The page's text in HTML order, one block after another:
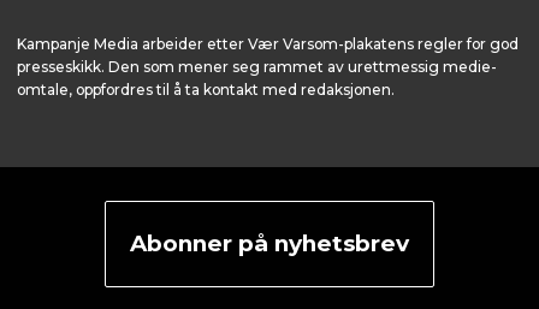
Kampanje Media arbeider etter Vær Varsom-plakatens regler for god
presseskikk. Den som mener seg rammet av urettmessig medie­
omtale, oppfordres til å ta kontakt med redaksjonen.
Abonner på nyhetsbrev